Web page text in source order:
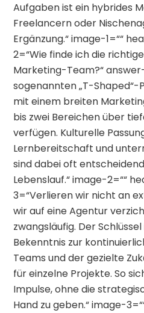
Aufgaben ist ein hybrides
Freelancern oder
Ergänzung.“ image-1=““
2=“Wie finde ich die
Marketing-Team?“
sogenannten „T-
mit einem breiten
bis zwei Bereichen über
verfügen. Kulturelle
Lernbereitschaft und
sind dabei oft
Lebenslauf.“ image-2=““
3=“Verlieren wir nicht an
wir auf eine Agentur
zwangsläufig. Der
Bekenntnis zur
Teams und der gezielte
für einzelne Projekte. So
Impulse, ohne die
Hand zu geben.“ image-